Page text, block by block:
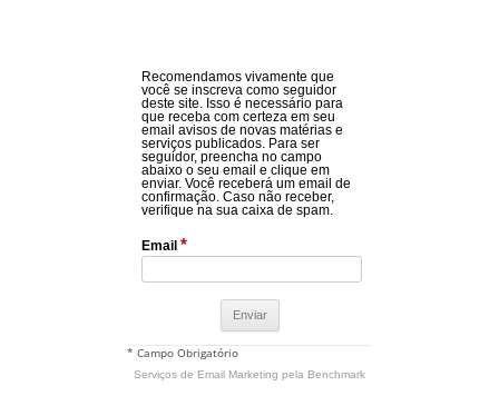
Recomendamos vivamente que
você se inscreva como seguidor
deste site. Isso é necessário para
que receba com certeza em seu
email avisos de novas matérias e
serviços publicados. Para ser
seguidor, preencha no campo
abaixo o seu email e clique em
enviar. Você receberá um email de
confirmação. Caso não receber,
verifique na sua caixa de spam.
Email *
* Campo Obrigatório
Serviços de Email Marketing pela Benchmark